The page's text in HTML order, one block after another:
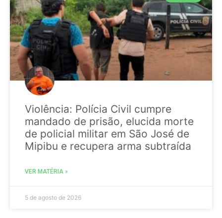
Violência: Polícia Civil cumpre
mandado de prisão, elucida morte
de policial militar em São José de
Mipibu e recupera arma subtraída
VER MATÉRIA »
5 de agosto de 2026